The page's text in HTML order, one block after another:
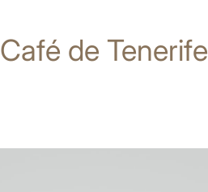
Café de Tenerife